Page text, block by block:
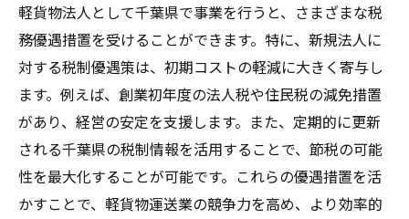
軽貨物法人として千葉県で事業を行うと、さまざまな税
務優遇措置を受けることができます。特に、新規法人に
対する税制優遇策は、初期コストの軽減に大きく寄与し
ます。例えば、創業初年度の法人税や住民税の減免措置
があり、経営の安定を支援します。また、定期的に更新
される千葉県の税制情報を活用することで、節税の可能
性を最大化することが可能です。これらの優遇措置を活
かすことで、軽貨物運送業の競争力を高め、より効率的